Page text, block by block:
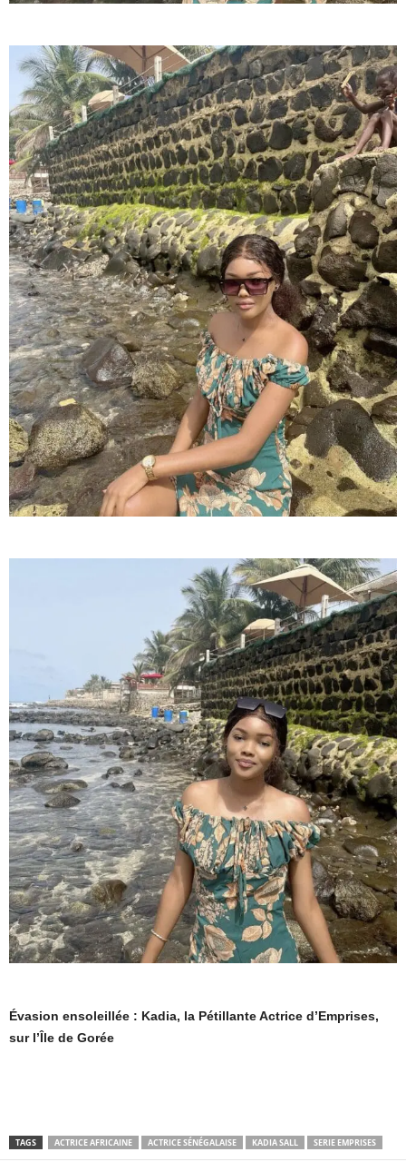
Évasion ensoleillée : Kadia, la Pétillante Actrice d’Emprises,
sur l’Île de Gorée
TAGS ACTRICE AFRICAINE ACTRICE SÉNÉGALAISE KADIA SALL SERIE EMPRISES